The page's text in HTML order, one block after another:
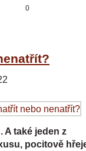
0
A také jeden z
pocitově